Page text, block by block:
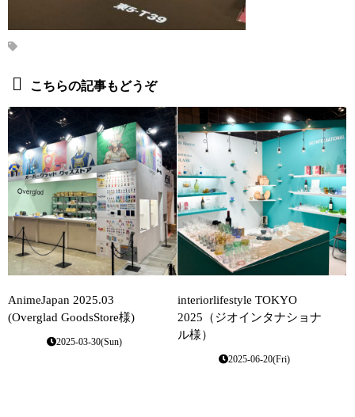
こちらの記事もどうぞ
AnimeJapan 2025.03
(Overglad GoodsStore様)
2025-03-30(Sun)
interiorlifestyle TOKYO
2025（ジオインタナショナ
ル様）
2025-06-20(Fri)